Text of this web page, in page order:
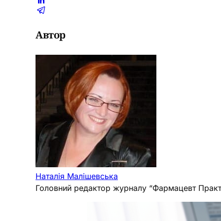
Автор
Наталія Малішевська
Головний редактор журналу “Фармацевт